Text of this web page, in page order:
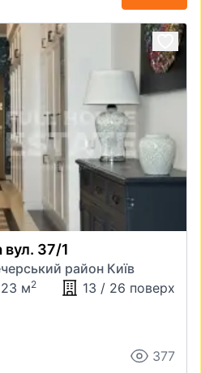
37/1
район Київ
м2
13 / 26 поверх
377